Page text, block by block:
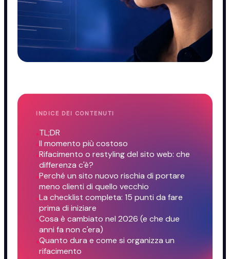
INDICE DEI CONTENUTI
TL;DR
Il momento più costoso
Rifacimento o restyling del sito web: che
differenza c'è?
Perché un sito nuovo rischia di portare
meno clienti di quello vecchio
La checklist completa: 15 punti da fare
prima di iniziare
Cosa è cambiato nel 2026 (e che due
anni fa non c'era)
Quanto dura e come si organizza un
rifacimento